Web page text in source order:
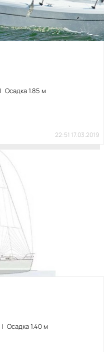
Осадка 1.85 м
22:51 17.03.2019
Осадка 1.40 м